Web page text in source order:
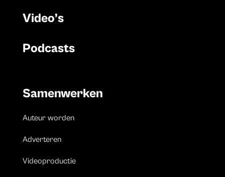
Video’s
Podcasts
Samenwerken
Auteur worden
Adverteren
Videoproductie